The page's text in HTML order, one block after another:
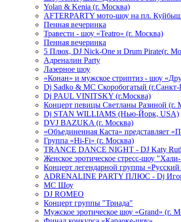
Yolan & Kenia (г. Москва)
AFTERPARTY мото-шоу на пл.
Пенная вечеринка
Травести - шоу «Teatro» (г. Москва)
Пенная вечеринка
5 Плюх, DJ Nick-One и Drum Pirate(г.
Адреналин Party
Лазерное шоу
«Конан» и мужское стриптиз - шоу
Dj Sadko & МС Скоробогатый (г.Санкт-
Dj PAUL VINITSKY (г.Москва)
Концерт певицы Светланы Разиной (г.
Dj STAN WILLIAMS (Нью-Йорк, USA)
DVJ BAZUKA (г. Москва)
«Объединенная Каста» представляет
Группа «Hi-Fi» (г. Москва)
TRANCE DANCE NIGHT - DJ Katy
Женское эротическое стресс-шоу
Концерт легендарной группы
ADRENALINE PARTY ПЛЮС - Dj
MC Шоу
DJ ROMEO
Концерт группы "Триада"
Мужское эротическое шоу «Grand» (г.